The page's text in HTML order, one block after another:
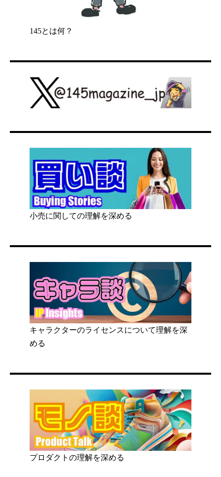
145とは何？
小売に関しての理解を深める
キャラクターのライセンスについて理解を深
める
プロダクトの理解を深める